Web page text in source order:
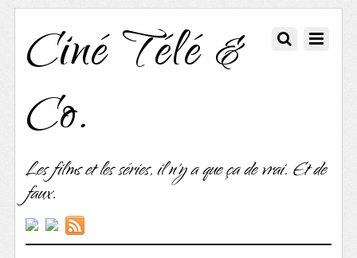
Ciné Télé &
Co.
Les films et les séries, il n'y a que ça de vrai. Et de
faux.